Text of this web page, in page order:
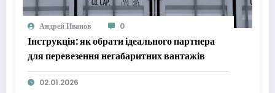
Андрей Иванов 0
Інструкція: як обрати ідеального партнера
для перевезення негабаритних вантажів
02.01.2026